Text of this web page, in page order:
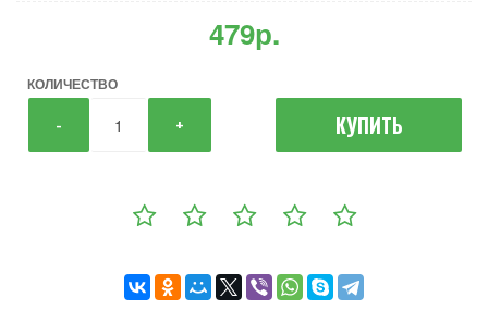
479р.
КОЛИЧЕСТВО
- + КУПИТЬ